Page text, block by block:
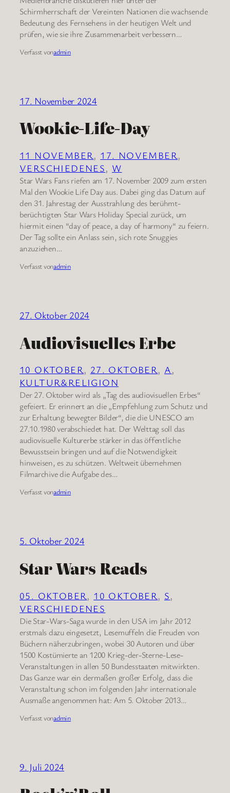
Schirmherrschaft der Vereinten Nationen die wachsende
Bedeutung des Fernsehens in der heutigen Welt und
prüfen, wie sie ihre Zusammenarbeit verbessern…
Verfasst vonadmin
17. November 2024
Wookie-Life-Day
11 NOVEMBER, 17. NOVEMBER
VERSCHIEDENES, W
Star Wars Fans riefen am 17. November 2009 zum ersten
Mal den Wookie Life Day aus. Dabei ging das Datum auf
den 31. Jahrestag der Ausstrahlung des berühmt-
berüchtigten Star Wars Holiday Special zurück, um
hiermit einen “day of peace, a day of harmony“ zu feiern.
Der Tag sollte ein Anlass sein, sich rote Snuggies
anzuziehen…
Verfasst vonadmin
27. Oktober 2024
Audiovisuelles Erbe
10 OKTOBER, 27. OKTOBER, A
KULTUR&RELIGION
Der 27. Oktober wird als „Tag des audiovisuellen Erbes“
gefeiert. Er erinnert an die „Empfehlung zum Schutz und
zur Erhaltung bewegter Bilder“, die die UNESCO am
27.10.1980 verabschiedet hat. Der Welttag soll das
audiovisuelle Kulturerbe stärker in das öffentliche
Bewusstsein bringen und auf die Notwendigkeit
hinweisen, es zu schützen. Weltweit übernehmen
Filmarchive die Aufgabe des…
Verfasst vonadmin
5. Oktober 2024
Star Wars Reads
05. OKTOBER, 10 OKTOBER, S
VERSCHIEDENES
Die Star-Wars-Saga wurde in den USA im Jahr 2012
erstmals dazu eingesetzt, Lesemuffeln die Freuden von
Büchern näherzubringen, wobei 30 Autoren und über
1500 Kostümierte an 1200 Krieg-der-Sterne-Lese-
Veranstaltungen in allen 50 Bundesstaaten mitwirkten.
Das Ganze war ein dermaßen großer Erfolg, dass die
Veranstaltung schon im folgenden Jahr internationale
Ausmaße angenommen hat: Am 5. Oktober 2013…
Verfasst vonadmin
9. Juli 2024